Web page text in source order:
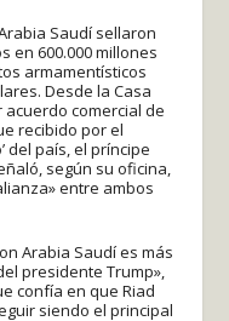
Saudí sellaron
en 600.000 millones
armamentísticos
Desde la Casa
comercial de
recibido por el
del país, el príncipe
según su oficina,
entre ambos
Arabia Saudí es más
presidente Trump»,
confía en que Riad
siendo el principal